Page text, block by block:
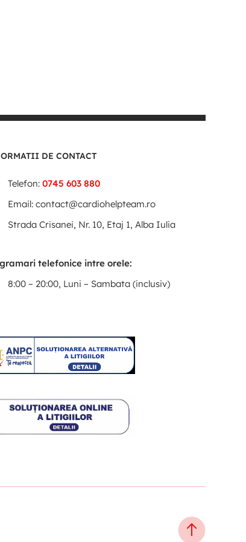
DE CONTACT
Telefon:0745 603 880
Email: contact@cardiohelpteam.ro
Strada Crisanei, Nr. 10, Etaj 1, Alba Iulia
telefonice intre orele:
8:00 – 20:00, Luni – Sambata (inclusiv)